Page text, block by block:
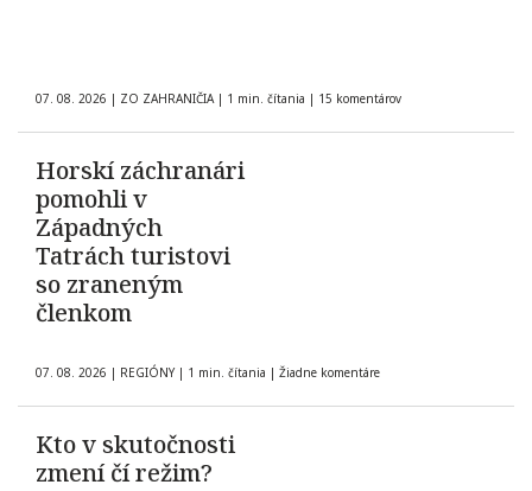
07. 08. 2026 | ZO ZAHRANIČIA | 1 min. čítania | 15 komentárov
Horskí záchranári
pomohli v
Západných
Tatrách turistovi
so zraneným
členkom
07. 08. 2026 | REGIÓNY | 1 min. čítania | Žiadne komentáre
Kto v skutočnosti
zmení čí režim?